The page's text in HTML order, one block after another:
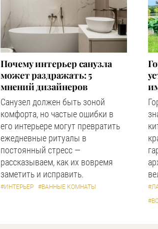
Почему интерьер санузла
может раздражать: 5
мнений дизайнеров
Санузел должен быть зоной
комфорта, но частые ошибки в
его интерьере могут превратить
ежедневные ритуалы в
постоянный стресс —
рассказываем, как их вовремя
заметить и исправить.
#ИНТЕРЬЕР #ВАННЫЕ КОМНАТЫ